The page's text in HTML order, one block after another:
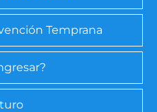
Temprana